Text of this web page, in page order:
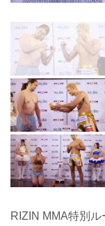
RIZIN MMA特別ル